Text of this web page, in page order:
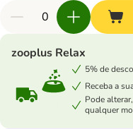
zooplus Relax
5% de
Receba a
Pode
qualquer